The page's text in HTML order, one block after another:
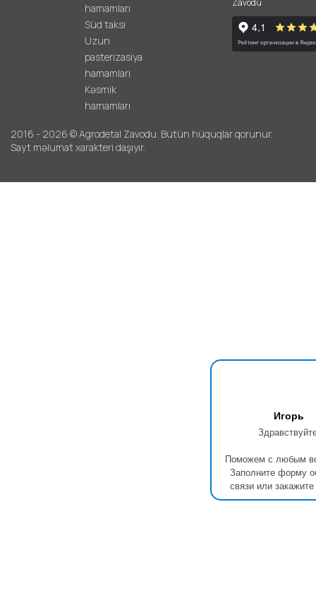
Игорь
Поможем с любым
Заполните форму
связи или
hamamları
Süd taksi
Uzun
pasterizasiya
hamamları
Kəsmik
hamamları
2016 - 2026 © Agrodetal Zavodu. Bütün hüquqlar qorunur.
Sayt məlumat xarakteri daşıyır.